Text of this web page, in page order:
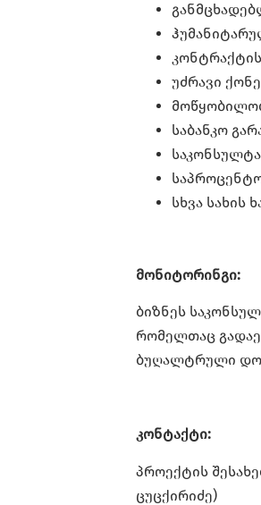
უძრავი
საბანკო
სხვა სახის
მონიტორინგი:
ბიზნეს
რომელთაც
ბუღალტრული
კონტაქტი:
პროექტის
ცუცქირიძე)